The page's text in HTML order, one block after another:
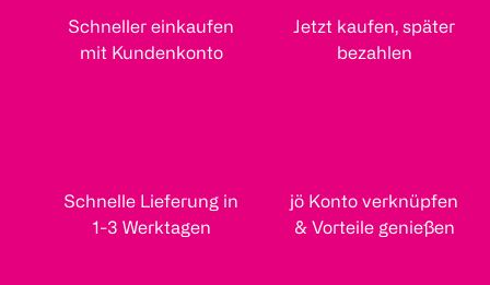
Schneller einkaufen
mit Kundenkonto
Jetzt kaufen, später
bezahlen
Schnelle Lieferung in
1-3 Werktagen
jö Konto verknüpfen
& Vorteile genießen